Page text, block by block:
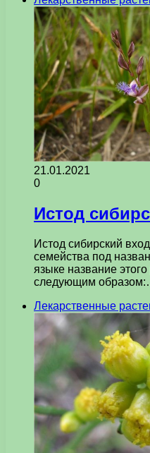
21.01.2021
0
Истод
Истод сибирский
семейства под
языке название
следующим
Лекарственные